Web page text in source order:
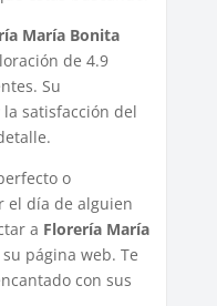
María Bonita
de 4.9
Su
satisfacción del
o
el día de alguien
a Florería María
página web. Te
con sus